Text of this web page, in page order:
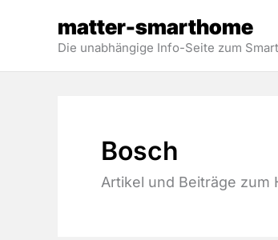
springen
matter-smarthome
Die unabhängige Info-Seite zum
Bosch
Artikel und Beiträge zum